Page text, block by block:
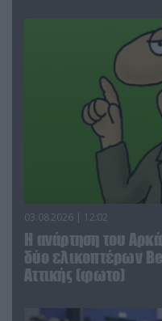
03.08.2026 | 12:02
Η ανάρτηση του
δύο ελικοπτέρων
Αττικής (φωτο)